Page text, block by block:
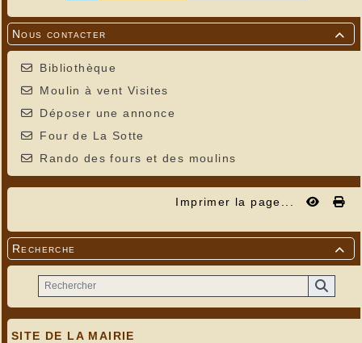

Nous contacter
Bibliothèque
Moulin à vent Visites
Déposer une annonce
Four de La Sotte
Rando des fours et des moulins
Imprimer la page...

Recherche
SITE DE LA MAIRIE